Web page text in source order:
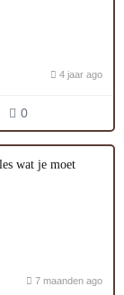
4 jaar ago
0
wat je moet
7 maanden ago